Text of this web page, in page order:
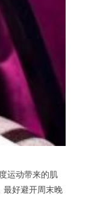
运动带来的肌
最好避开周末晚